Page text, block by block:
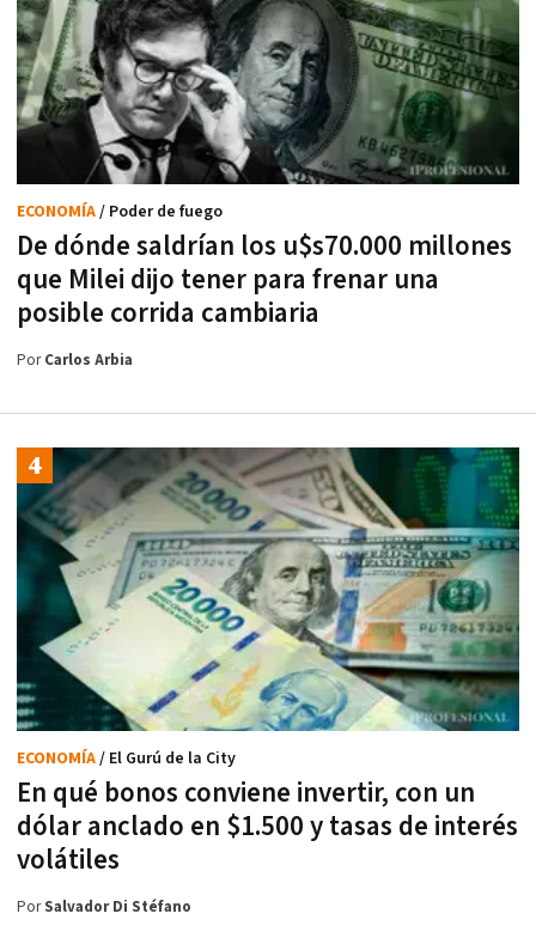
De dónde saldrían los u$s70.000 millones
que Milei dijo tener para frenar una
posible corrida cambiaria
ECONOMÍA/ Poder de fuego
PorCarlos Arbia
En qué bonos conviene invertir, con un
dólar anclado en $1.500 y tasas de interés
volátiles
ECONOMÍA/ El Gurú de la City
PorSalvador Di Stéfano